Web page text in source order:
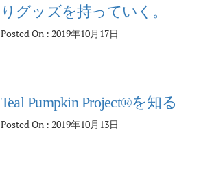
りグッズを持っていく。
Posted On : 2019年10月17日
Teal Pumpkin Project®︎を知る
Posted On : 2019年10月13日